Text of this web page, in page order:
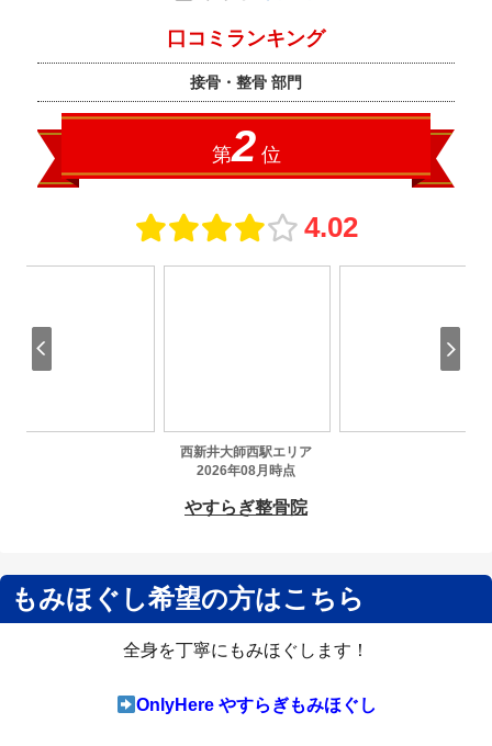
もみほぐし希望の方はこちら
全身を丁寧にもみほぐします！
OnlyHere やすらぎもみほぐし